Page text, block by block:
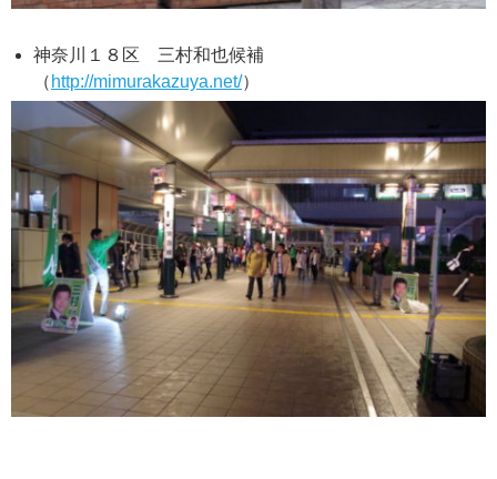
神奈川１８区 三村和也候補
（ http://mimurakazuya.net/）